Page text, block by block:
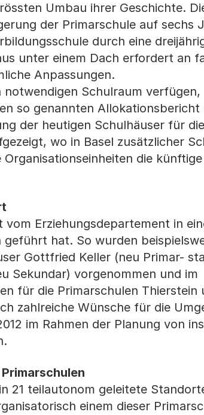
Umbau ihrer Geschichte.
der Primarschule auf sechs
durch eine
unter einem Dach erfordert an
Anpassungen.
Schulraum verfügen,
so genannten
der heutigen Schulhäuser für
wo in Basel zusätzlicher
die
Erziehungsdepartement in
hat. So wurden
Gottfried Keller (neu Primar-
Sekundar) vorgenommen und im
für die Primarschulen
zahlreiche Wünsche für die
im Rahmen der Planung von
21 teilautonom geleitete
einem dieser